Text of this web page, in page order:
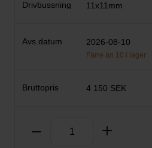
11x11mm
2026-08-10
Färre än 10 i lager
4 150 SEK
Ta bort